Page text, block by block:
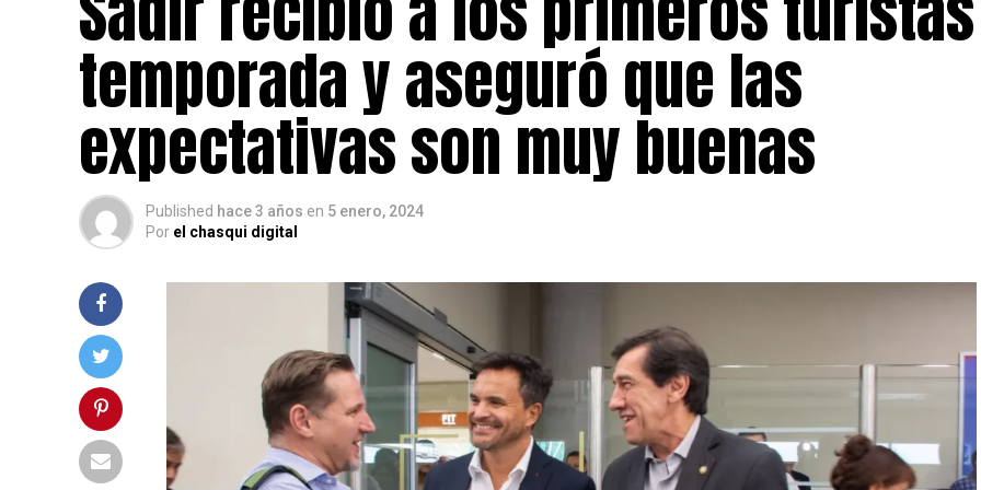
temporada y aseguró que las
expectativas son muy buenas
Published hace 3 años en 5 enero, 2024
Por el chasqui digital